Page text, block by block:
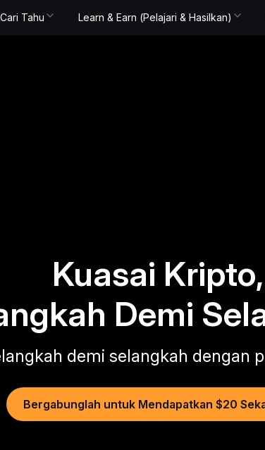
Cari Tahu Learn & Earn (Pelajari & Hasilkan)
Kuasai Kripto,
Demi
demi selangkah dengan
Bergabunglah untuk Mendapatkan $20